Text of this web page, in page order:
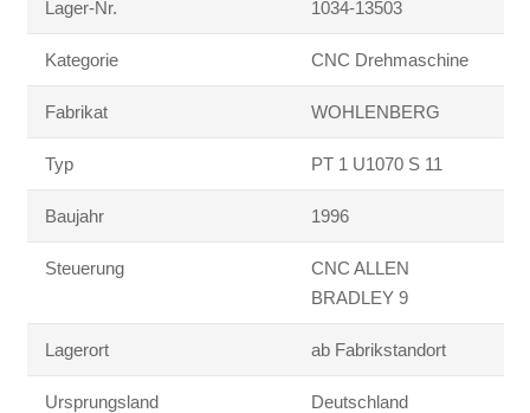
Lager-Nr. 1034-13503
Kategorie CNC Drehmaschine
Fabrikat WOHLENBERG
Typ PT 1 U1070 S 11
Baujahr 1996
Steuerung
CNC ALLEN
BRADLEY 9
Lagerort ab Fabrikstandort
Ursprungsland Deutschland